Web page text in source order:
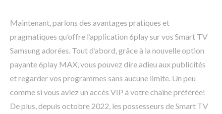
Maintenant, parlons des avantages pratiques et
pragmatiques qu’offre l’application 6play sur vos Smart TV
Samsung adorées. Tout d’abord, grâce à la nouvelle option
payante 6play MAX, vous pouvez dire adieu aux publicités
et regarder vos programmes sans aucune limite. Un peu
comme si vous aviez un accès VIP à votre chaîne préférée!
De plus, depuis octobre 2022, les possesseurs de Smart TV